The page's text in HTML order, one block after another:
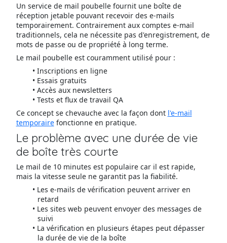
Un service de mail poubelle fournit une boîte de
réception jetable pouvant recevoir des e-mails
temporairement. Contrairement aux comptes e-mail
traditionnels, cela ne nécessite pas d'enregistrement, de
mots de passe ou de propriété à long terme.
Le mail poubelle est couramment utilisé pour :
Inscriptions en ligne
Essais gratuits
Accès aux newsletters
Tests et flux de travail QA
Ce concept se chevauche avec la façon dont l'e-mail
temporairefonctionne en pratique.
Le problème avec une durée de vie
de boîte très courte
Le mail de 10 minutes est populaire car il est rapide,
mais la vitesse seule ne garantit pas la fiabilité.
Les e-mails de vérification peuvent arriver en
retard
Les sites web peuvent envoyer des messages de
suivi
La vérification en plusieurs étapes peut dépasser
la durée de vie de la boîte